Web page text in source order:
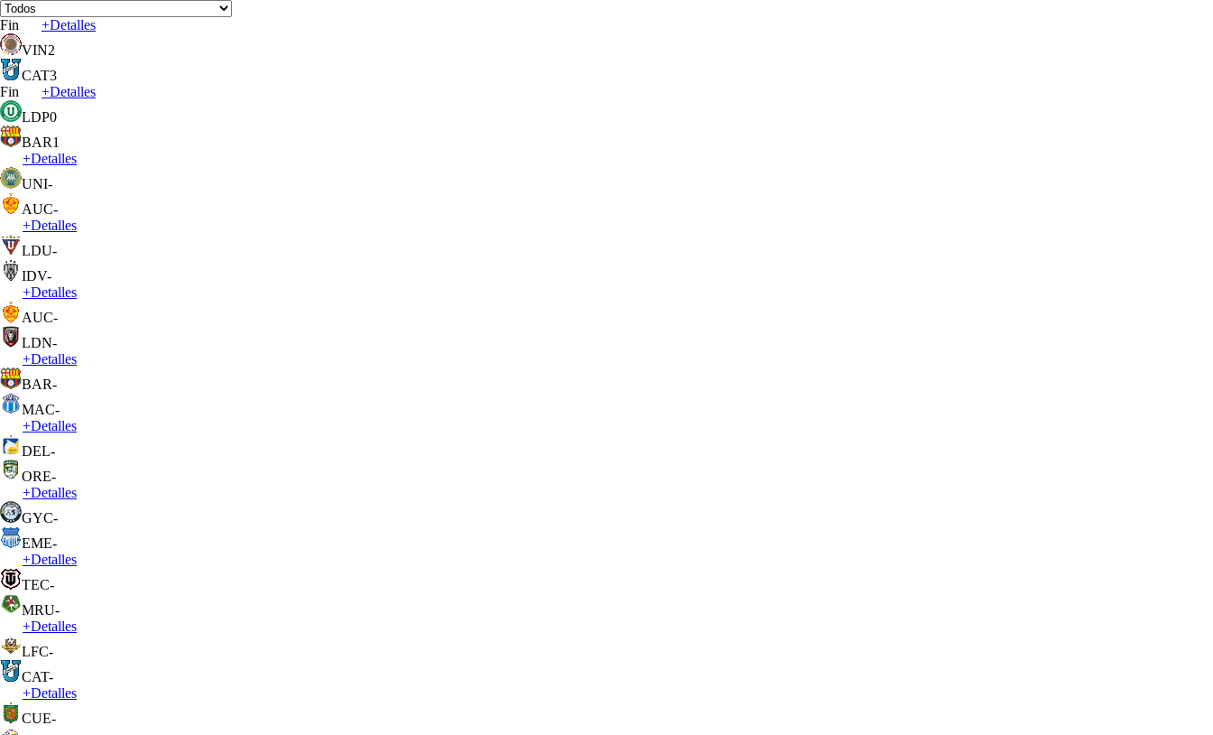
Fin +Detalles
VIN2
CAT3
Fin
+Detalles
LDP0
BAR1
+Detalles
UNI-
AUC-
+Detalles
LDU-
IDV-
+Detalles
AUC-
LDN-
+Detalles
BAR-
MAC-
+Detalles
DEL-
ORE-
+Detalles
GYC-
EME-
+Detalles
TEC-
MRU-
+Detalles
LFC-
CAT-
+Detalles
CUE-